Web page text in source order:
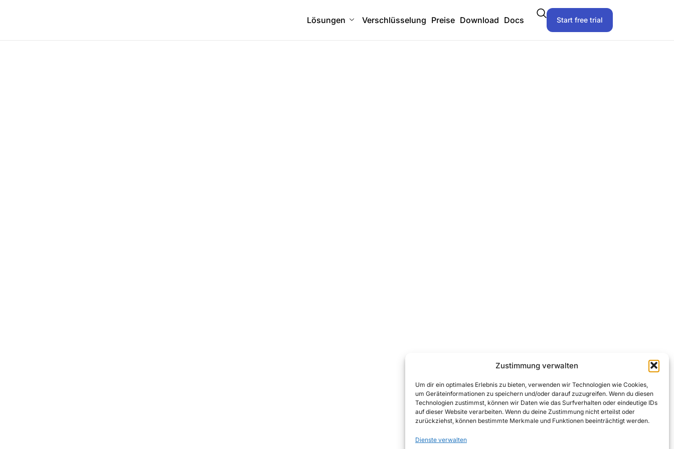
Zustimmung verwalten
Um dir ein optimales Erlebnis zu bieten, verwenden wir Technologien wie Cookies,
um Geräteinformationen zu speichern und/oder darauf zuzugreifen. Wenn du diesen
Technologien zustimmst, können wir Daten wie das Surfverhalten oder eindeutige IDs
auf dieser Website verarbeiten. Wenn du deine Zustimmung nicht erteilst oder
zurückziehst, können bestimmte Merkmale und Funktionen beeinträchtigt werden.
Dienste verwalten
Lösungen Verschlüsselung Preise Download Docs Start free trial